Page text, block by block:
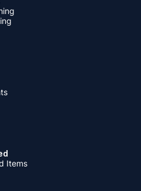
Items